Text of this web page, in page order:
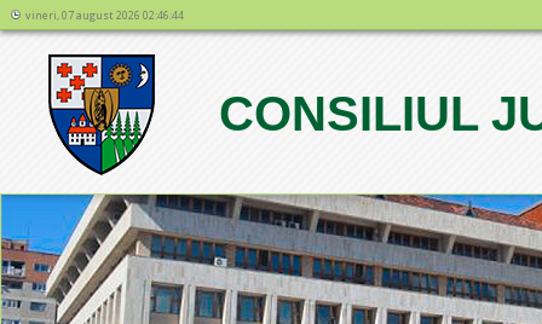
vineri, 07 august 2026 02:46:44
CONSILIUL